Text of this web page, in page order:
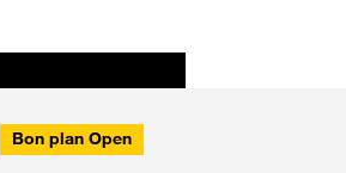
Bon plan Open